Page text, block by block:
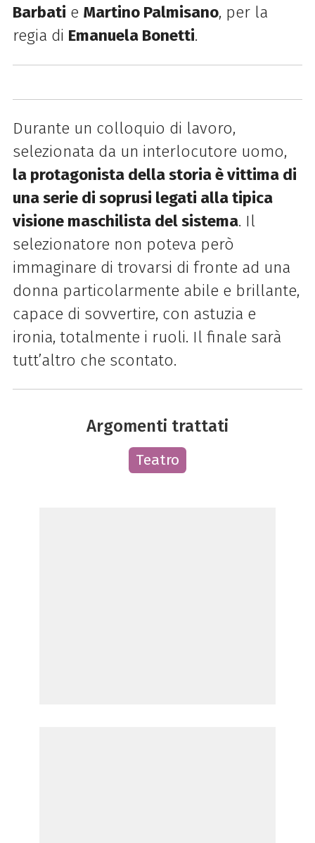
Barbati e Martino Palmisano, per la
regia di Emanuela Bonetti.
Durante un colloquio di lavoro,
selezionata da un interlocutore uomo,
la protagonista della storia è vittima di
una serie di soprusi legati alla tipica
visione maschilista del sistema. Il
selezionatore non poteva però
immaginare di trovarsi di fronte ad una
donna particolarmente abile e brillante,
capace di sovvertire, con astuzia e
ironia, totalmente i ruoli. Il finale sarà
tutt’altro che scontato.
Argomenti trattati
Teatro